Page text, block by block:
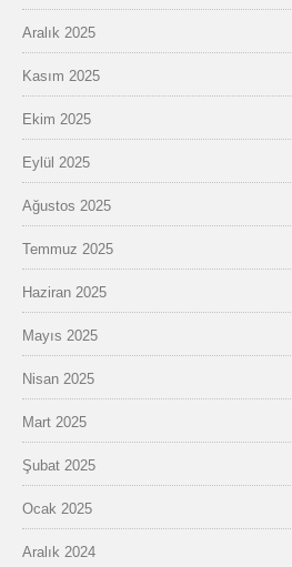
Aralık 2025
Kasım 2025
Ekim 2025
Eylül 2025
Ağustos 2025
Temmuz 2025
Haziran 2025
Mayıs 2025
Nisan 2025
Mart 2025
Şubat 2025
Ocak 2025
Aralık 2024